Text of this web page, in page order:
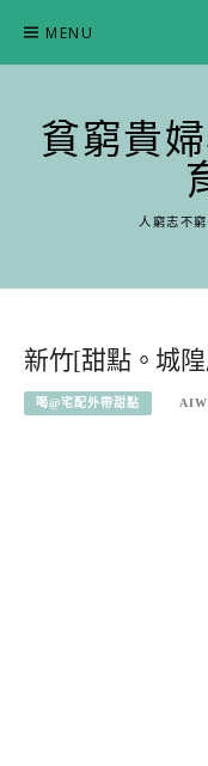
content
MENU
貧窮貴
人窮志不
新竹[甜點。城
喝@宅配外帶甜點